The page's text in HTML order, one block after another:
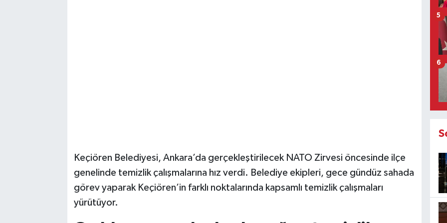
Keçiören Belediyesi, Ankara’da gerçekleştirilecek NATO Zirvesi öncesinde ilçe
genelinde temizlik çalışmalarına hız verdi. Belediye ekipleri, gece gündüz sahada
görev yaparak Keçiören’in farklı noktalarında kapsamlı temizlik çalışmaları
yürütüyor.
5
6
Sonsöz Özel